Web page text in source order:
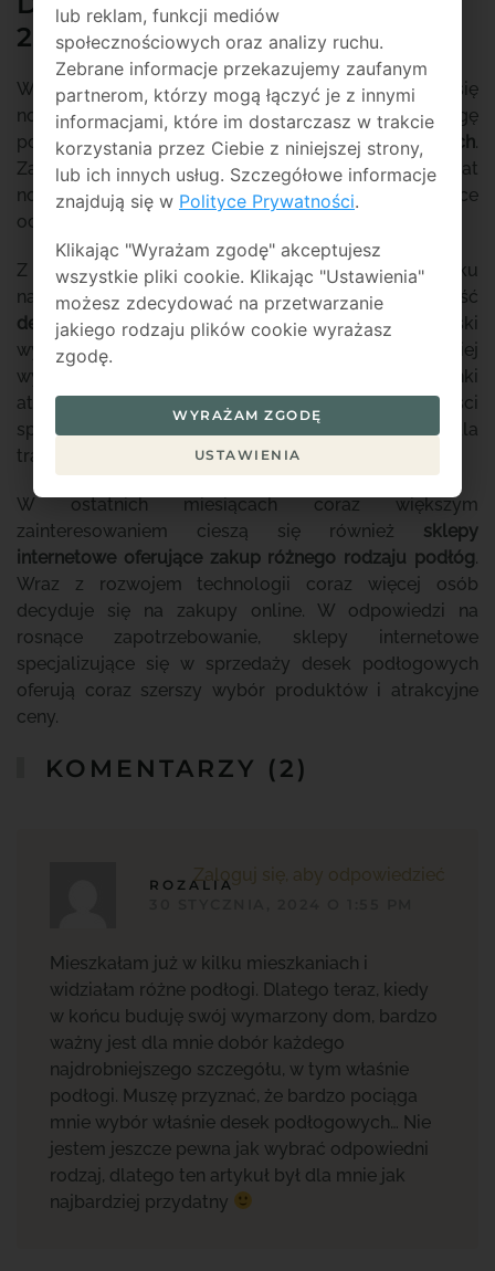
2024 ROKU
Wraz z nadejściem 2024 roku na rynku pojawiły się
nowe trendy i innowacje, które warto wziąć pod uwagę
podczas poszukiwaniaidealnych desek podłogowych.
Zanim podejmiesz decyzję, warto odkryć ten świat
nowości, aby znaleźć idealne drewno, spełniające
oczekiwania estetyczne i funkcjonalne.
Z nowości, z którymi mamy do czynienia w tym roku
najbardziej widoczna jest wzrastająca popularność
desek kompozytowych. W ostatnich miesiącach deski
wykonane z kompozytu stają się coraz częściej
wybierane. Ich trwałość, odporność na warunki
atmosferyczne i łatwość w utrzymaniu czystości
sprawiają, że to doskonała alternatywa dla
tradycyjnych drewnianych desek.
W ostatnich miesiącach coraz większym
zainteresowaniem cieszą się również sklepy
internetowe oferujące zakup różnego rodzaju podłóg.
Wraz z rozwojem technologii coraz więcej osób
decyduje się na zakupy online. W odpowiedzi na
rosnące zapotrzebowanie, sklepy internetowe
specjalizujące się w sprzedaży desek podłogowych
oferują coraz szerszy wybór produktów i atrakcyjne
ceny.
KOMENTARZY (2)
ROZALIAZaloguj się, aby odpowiedzieć
Mieszkałam już w kilku mieszkaniach i
widziałam różne podłogi. Dlatego teraz, kiedy
w końcu buduję swój wymarzony dom, bardzo
ważny jest dla mnie dobór każdego
najdrobniejszego szczegółu, w tym właśnie
podłogi. Muszę przyznać, że bardzo pociąga
mnie wybór właśnie desek podłogowych… Nie
jestem jeszcze pewna jak wybrać odpowiedni
rodzaj, dlatego ten artykuł był dla mnie jak
najbardziej przydatny
lub reklam, funkcji mediów
społecznościowych oraz analizy ruchu.
Zebrane informacje przekazujemy zaufanym
partnerom, którzy mogą łączyć je z innymi
informacjami, które im dostarczasz w trakcie
korzystania przez Ciebie z niniejszej strony,
lub ich innych usług. Szczegółowe informacje
znajdują się w Polityce Prywatności.
Klikając "Wyrażam zgodę" akceptujesz
wszystkie pliki cookie. Klikając "Ustawienia"
możesz zdecydować na przetwarzanie
jakiego rodzaju plików cookie wyrażasz
zgodę.
USTAWIENIA
WYRAŻAM ZGODĘ